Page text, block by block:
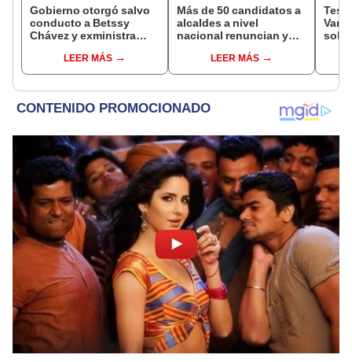
Gobierno otorgó salvo
conducto a Betssy
Chávez y exministra
madrugadaLEER MÁS
Más de 50 candidatos a
alcaldes a nivel
nacional renuncian y
encubiertaLEER MÁS